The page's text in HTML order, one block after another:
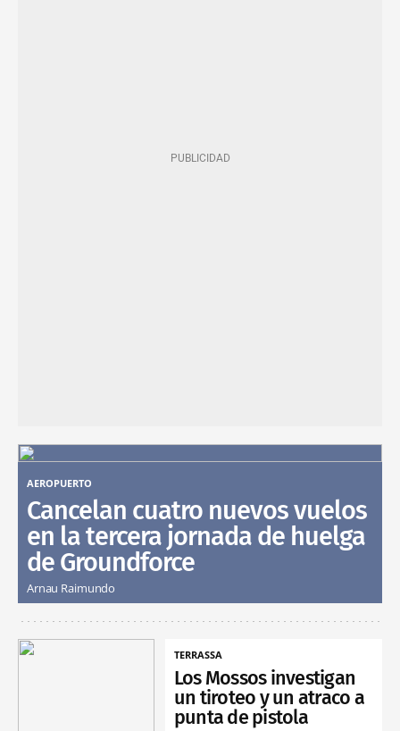
AEROPUERTO
Cancelan cuatro nuevos vuelos
en la tercera jornada de huelga
de Groundforce
Arnau Raimundo
TERRASSA
Los Mossos investigan
un tiroteo y un atraco a
punta de pistola